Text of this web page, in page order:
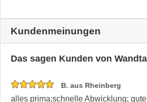
Kundenmeinungen
Das sagen Kunden von
B. aus Rheinberg
alles prima;schnelle Abwicklung;